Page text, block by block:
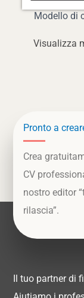
Modello di
Visualizza
Pronto a
Crea
CV
nostro editor
rilascia”.
Il tuo partner di